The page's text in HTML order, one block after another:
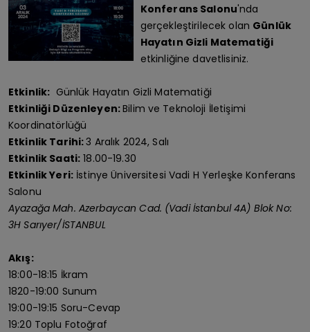
Konferans Salonu'nda
gerçekleştirilecek olan Günlük
Hayatın Gizli Matematiği
etkinliğine davetlisiniz.
Etkinlik: Günlük Hayatın Gizli Matematiği
Etkinliği Düzenleyen:Bilim ve Teknoloji İletişimi
Koordinatörlüğü
Etkinlik Tarihi:3 Aralık 2024, Salı
Etkinlik Saati: 18.00-19.30
Etkinlik Yeri:İstinye Üniversitesi Vadi H Yerleşke Konferans
Salonu
Ayazağa Mah. Azerbaycan Cad. (Vadi İstanbul 4A) Blok No:
3H Sarıyer/İSTANBUL
Akış:
18:00-18:15 İkram
1820-19:00 Sunum
19:00-19:15 Soru-Cevap
19:20 Toplu Fotoğraf